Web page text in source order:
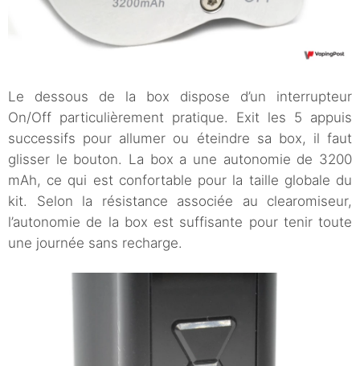
Le dessous de la box dispose d’un interrupteur
On/Off particulièrement pratique. Exit les 5 appuis
successifs pour allumer ou éteindre sa box, il faut
glisser le bouton. La box a une autonomie de 3200
mAh, ce qui est confortable pour la taille globale du
kit. Selon la résistance associée au clearomiseur,
l’autonomie de la box est suffisante pour tenir toute
une journée sans recharge.